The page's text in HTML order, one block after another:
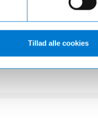
Tillad alle cookies
der aldrig langt til en
serviceeftersyn